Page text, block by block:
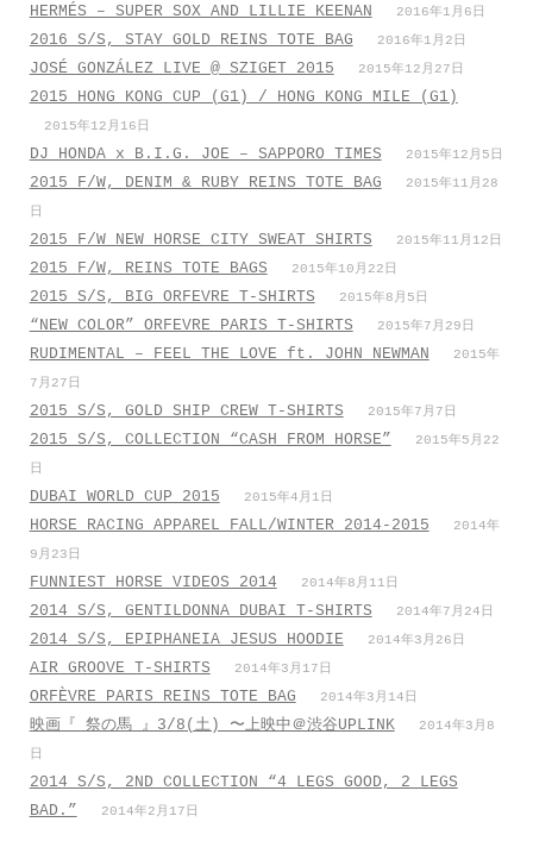
HERMÉS – SUPER SOX AND LILLIE KEENAN 2016年1月6日
2016 S/S, STAY GOLD REINS TOTE BAG 2016年1月2日
JOSÉ GONZÁLEZ LIVE @ SZIGET 2015 2015年12月27日
2015 HONG KONG CUP (G1) / HONG KONG MILE (G1)
2015年12月16日
DJ HONDA x B.I.G. JOE – SAPPORO TIMES 2015年12月5日
2015 F/W, DENIM & RUBY REINS TOTE BAG
2015年11月28
日
2015 F/W NEW HORSE CITY SWEAT SHIRTS 2015年11月12日
2015 F/W, REINS TOTE BAGS 2015年10月22日
2015 S/S, BIG ORFEVRE T-SHIRTS 2015年8月5日
“NEW COLOR” ORFEVRE PARIS T-SHIRTS 2015年7月29日
RUDIMENTAL – FEEL THE LOVE ft. JOHN NEWMAN
2015年
7月27日
2015 S/S, GOLD SHIP CREW T-SHIRTS 2015年7月7日
2015 S/S, COLLECTION “CASH FROM HORSE”
2015年5月22
日
DUBAI WORLD CUP 2015 2015年4月1日
HORSE RACING APPAREL FALL/WINTER 2014-2015
2014年
9月23日
FUNNIEST HORSE VIDEOS 2014 2014年8月11日
2014 S/S, GENTILDONNA DUBAI T-SHIRTS 2014年7月24日
2014 S/S, EPIPHANEIA JESUS HOODIE 2014年3月26日
AIR GROOVE T-SHIRTS 2014年3月17日
ORFÈVRE PARIS REINS TOTE BAG 2014年3月14日
映画『 祭の馬 』3/8(土) 〜上映中＠渋谷UPLINK
2014年3月8
日
2014 S/S, 2ND COLLECTION “4 LEGS GOOD, 2 LEGS
BAD.”
2014年2月17日